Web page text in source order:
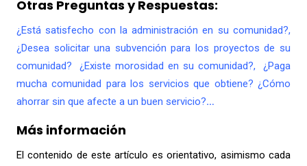
Otras Preguntas y Respuestas:
¿Está satisfecho con la administración en su comunidad?,
¿Desea solicitar una subvención para los proyectos de su
comunidad? ¿Existe morosidad en su comunidad?, ¿Paga
mucha comunidad para los servicios que obtiene? ¿Cómo
ahorrar sin que afecte a un buen servicio?…
Más información
El contenido de este artículo es orientativo, asimismo cada